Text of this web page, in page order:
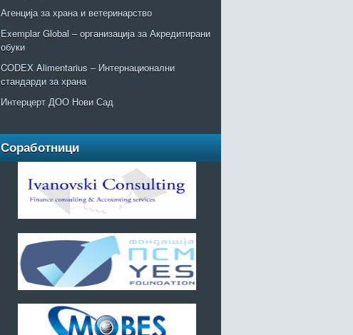
Агенција за храна и ветеринарство
Exemplar Global – организација за Акредитирани
обуки
CODEX Alimentarius – Интернационални
стандарди за храна
Интерцерт ДОО Нови Сад
Соработници